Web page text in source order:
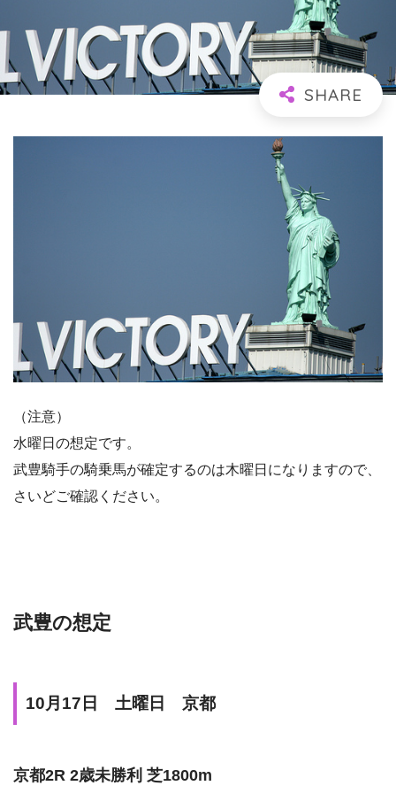
（注意）
水曜日の想定です。
武豊騎手の騎乗馬が確定するのは木曜日になりますので、
さいどご確認ください。
武豊の想定
10月17日 土曜日 京都
京都2R 2歳未勝利 芝1800m